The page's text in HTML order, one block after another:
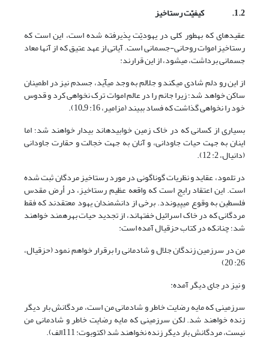
1.2.
کیفیّت رستاخیز
عقیده‏ای که به‏طور کلی در یهودیّت پذیرفته شده است، این است که
رستاخیز اموات روحانی-جسمانی است. آیاتی از عهد عتیق که از آنها معاد
جسمانی برداشت، می‏شود، از این قرارند:
از این رو دلم شادی می‏کند و جلالم به وجد می‏آید، جسدم نیز در اطمینان
ساکن خواهد شد؛ زیرا جانم را در عالم اموات ترک نخواهی کرد و قدوس
خود را نخواهی گذاشت که فساد ببیند (مزامیر، 16: 9ـ10).
بسیاری از کسانی که در خاک زمین خوابیده‏اند بیدار خواهند شد؛ اما
اینان به جهت حیات جاودانی، و آنان به جهت خجالت و حقارت جاودانی
(دانیال، 2: 12).
در تلمود، عقاید و نظریات گوناگونی در مورد رستاخیز مردگان ثبت شده
است. این اعتقاد رایج است که واقعه عظیم رستاخیز، در أرض مقدس
فلسطین به وقوع می‏پیوندد. برخی از دانشمندان یهود معتقدند که فقط
مردگانی که در خاک اسرائیل خفته‏اند، از تجدید حیات بهره‏مند خواهند
شد؛ چنانکه در کتاب حزقیال آمده است:
من در سرزمین زندگان جلال و شادمانی را برقرار خواهم نمود (حزقیال،
26: 20)
و نیز در جای دیگر آمده:
سرزمینی که مایه رضایت خاطر و شادمانی من است، مردگانش بار دیگر
زنده خواهند شد. لکن سرزمینی که مایه رضایت خاطر و شادمانی من
نیست، مردگانش بار دیگر زنده نخواهند شد (کتوبوت: 111الف).